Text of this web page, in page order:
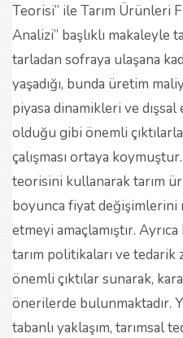
Teorisi” ile Tarım Ürünleri
Analizi” başlıklı makaleyle
tarladan sofraya ulaşana
yaşadığı, bunda üretim
piyasa dinamikleri ve
olduğu gibi önemli
çalışması ortaya
teorisini kullanarak tarım
boyunca fiyat değişimlerini
etmeyi amaçlamıştır.
tarım politikaları ve tedarik
önemli çıktılar sunarak,
önerilerde bulunmaktadır.
tabanlı yaklaşım, tarımsal